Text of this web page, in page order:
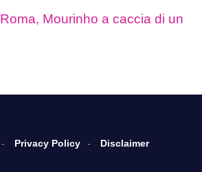
Roma, Mourinho a caccia di un
Privacy Policy Disclaimer